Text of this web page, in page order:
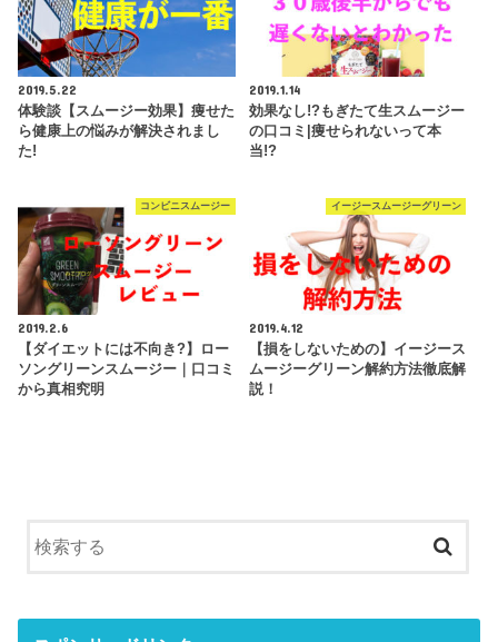
2019.5.22
体験談【スムージー効果】痩せた
ら健康上の悩みが解決されまし
た!
2019.1.14
効果なし!?もぎたて生スムージー
の口コミ|痩せられないって本
当!?
コンビニスムージー
2019.2.6
【ダイエットには不向き?】ロー
ソングリーンスムージー｜口コミ
から真相究明
イージースムージーグリーン
2019.4.12
【損をしないための】イージース
ムージーグリーン解約方法徹底解
説！